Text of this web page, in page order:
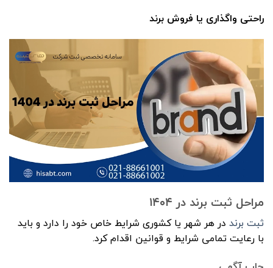
راحتی واگذاری یا فروش برند
مراحل ثبت برند در ۱۴۰۴
ثبت برند در هر شهر یا کشوری شرایط خاص خود را دارد و باید
با رعایت تمامی شرایط و قوانین اقدام کرد.